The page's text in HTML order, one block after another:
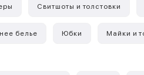
Свитшоты и толстовки
белье Юбки Майки и